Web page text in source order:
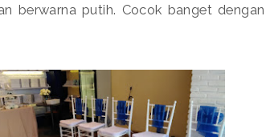
berwarna putih. Cocok banget